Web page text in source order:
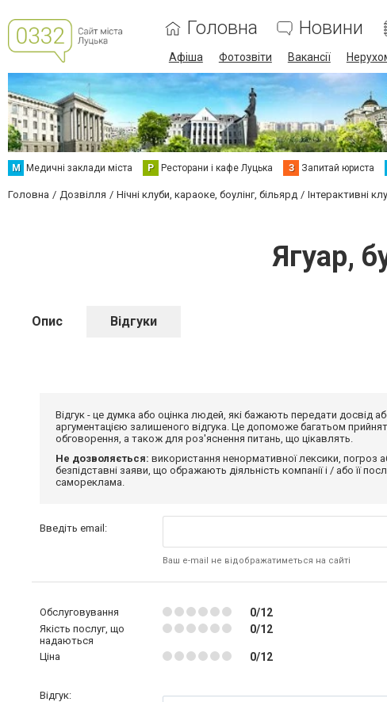
Головна Новини
Афіша Фотозвіти Вакансії
М Медичні заклади міста Р Ресторани і кафе Луцька З Запитай юриста
Головна Дозвілля Нічні клуби, караоке, боулінг, більярд Інтерактивні
Ягуар,
Опис Відгуки
Відгук - це думка або оцінка людей, які бажають передати
аргументацією залишеного відгука. Це допоможе багатьом
обговорення, а також для роз'яснення питань, що цікавлять.
Не дозволяється: використання ненормативної лексики, погроз
безпідставні заяви, що ображають діяльність компанії і / або її
самореклама.
Введіть email:
Ваш e-mail не відображатиметься на сайті
Обслуговування 0/12
Якість послуг, що
надаються
0/12
Ціна 0/12
Відгук: